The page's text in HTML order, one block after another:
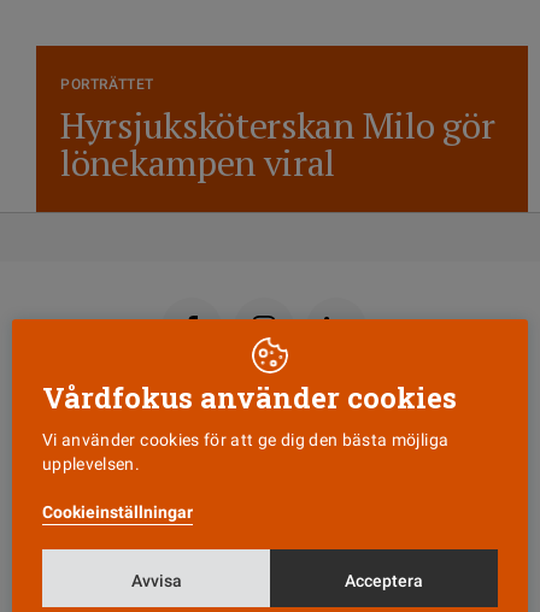
PORTRÄTTET
Hyrsjuksköterskan Milo gör
lönekampen viral
Läs senaste numret
Vårdfokus använder cookies
Vi använder cookies för att ge dig den bästa möjliga
upplevelsen.
Cookieinställningar
Avvisa Acceptera